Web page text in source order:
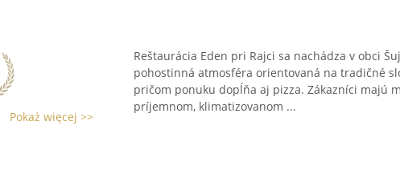
Pokaż więcej >>
Reštaurácia Eden pri Rajci sa nachádza v obci
pohostinná atmosféra orientovaná na tradičné
pričom ponuku dopĺňa aj pizza. Zákazníci majú
príjemnom, klimatizovanom ...